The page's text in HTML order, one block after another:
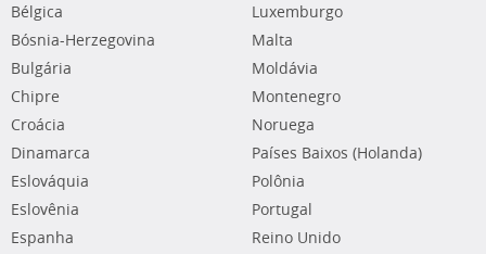
Bélgica
Bósnia-Herzegovina
Bulgária
Chipre
Croácia
Dinamarca
Eslováquia
Eslovênia
Espanha
Luxemburgo
Malta
Moldávia
Montenegro
Noruega
Países Baixos (Holanda)
Polônia
Portugal
Reino Unido